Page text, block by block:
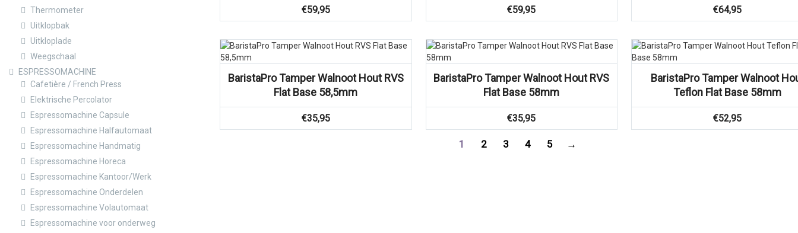
Thermometer
Uitklopbak
Uitkloplade
Weegschaal
ESPRESSOMACHINE
Cafetière / French Press
Elektrische Percolator
Espressomachine Capsule
Espressomachine Halfautomaat
Espressomachine Handmatig
Espressomachine Horeca
Espressomachine Kantoor/Werk
Espressomachine Onderdelen
Espressomachine Volautomaat
Espressomachine voor onderweg
€59,95 €59,95 €64,95
BaristaPro Tamper Walnoot Hout RVS
Flat Base 58,5mm
€35,95
Vergelijk
BaristaPro Tamper Walnoot Hout RVS
Flat Base 58mm
€35,95
Vergelijk
BaristaPro Tamper Walnoot
Teflon Flat Base 58mm
€52,95
1 2 3 4 5 →